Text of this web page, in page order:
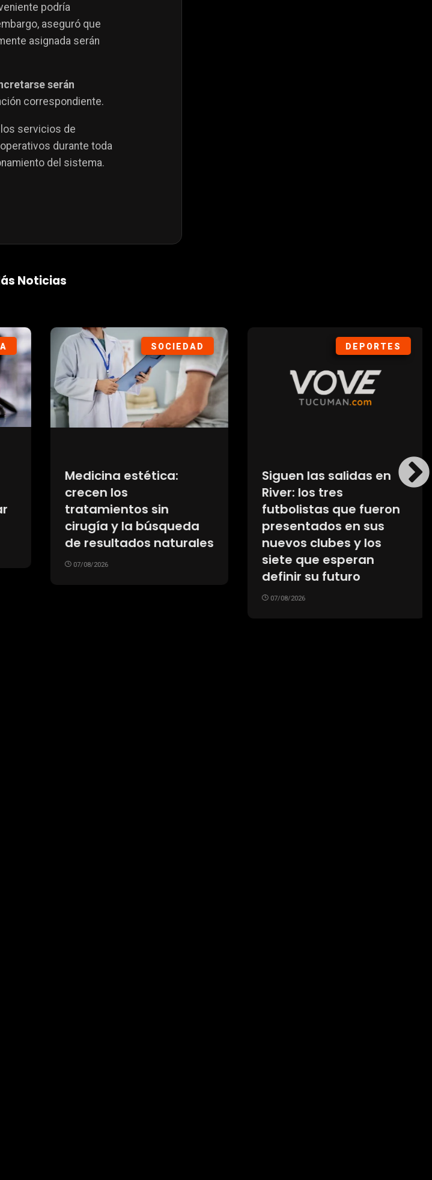
podría
aseguró que
asignada serán
serán
correspondiente.
servicios de
durante toda
del sistema.
Noticias
DEPORTES
Siguen las salidas en
River: los tres
futbolistas que fueron
presentados en sus
nuevos clubes y los
siete que esperan
SOCIEDAD
Los autos fabricados en
el país copan el podio
de ventas pese al
avance de los
importados
07/08/2026